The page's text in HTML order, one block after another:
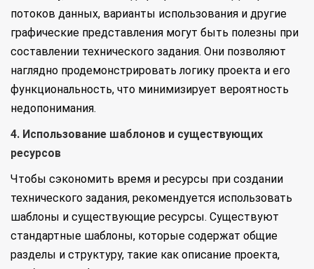
потоков данных, варианты использования и другие
графические представления могут быть полезны при
составлении технического задания. Они позволяют
наглядно продемонстрировать логику проекта и его
функциональность, что минимизирует вероятность
недопонимания.
4. Использование шаблонов и существующих
ресурсов
Чтобы сэкономить время и ресурсы при создании
технического задания, рекомендуется использовать
шаблоны и существующие ресурсы. Существуют
стандартные шаблоны, которые содержат общие
разделы и структуру, такие как описание проекта,